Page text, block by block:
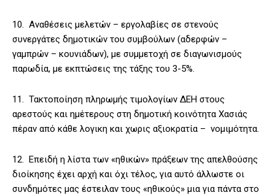
10. Αναθέσεις μελετών – εργολαβίες σε στενούς
συνεργάτες δημοτικών του συμβούλων (αδερφών –
γαμπρών – κουνιάδων), με συμμετοχή σε διαγωνισμούς
παρωδία, με εκπτώσεις της τάξης του 3-5%.
11. Τακτοποίηση πληρωμής τιμολογίων ΔΕΗ στους
αρεστούς και ημέτερους στη δημοτική κοινότητα Χασιάς
πέραν από κάθε λογικη και χωρις αξιοκρατία – νομιμότητα.
12. Επειδή η λίστα των «ηθικών» πράξεων της απελθούσης
διοίκησης έχει αρχή και όχι τέλος, για αυτό άλλωστε οι
συνδημότες μας έστειλαν τους «ηθικούς» μια για πάντα στο